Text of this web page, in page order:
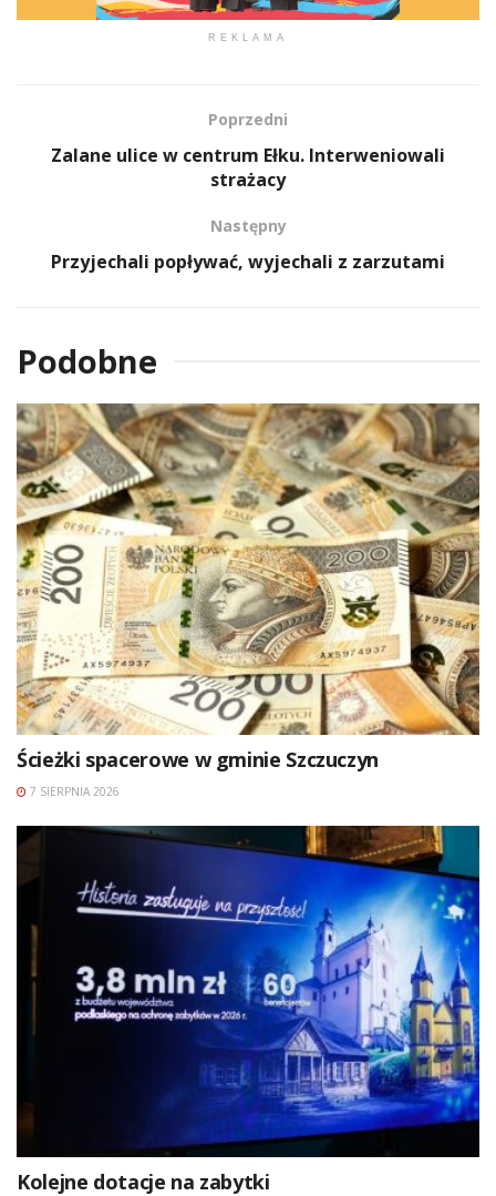
REKLAMA
Poprzedni
Zalane ulice w centrum Ełku. Interweniowali
strażacy
Następny
Przyjechali popływać, wyjechali z zarzutami
Podobne
Ścieżki spacerowe w gminie Szczuczyn
7 SIERPNIA 2026
Kolejne dotacje na zabytki